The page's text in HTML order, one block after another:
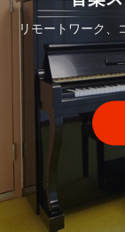
リモートワーク、